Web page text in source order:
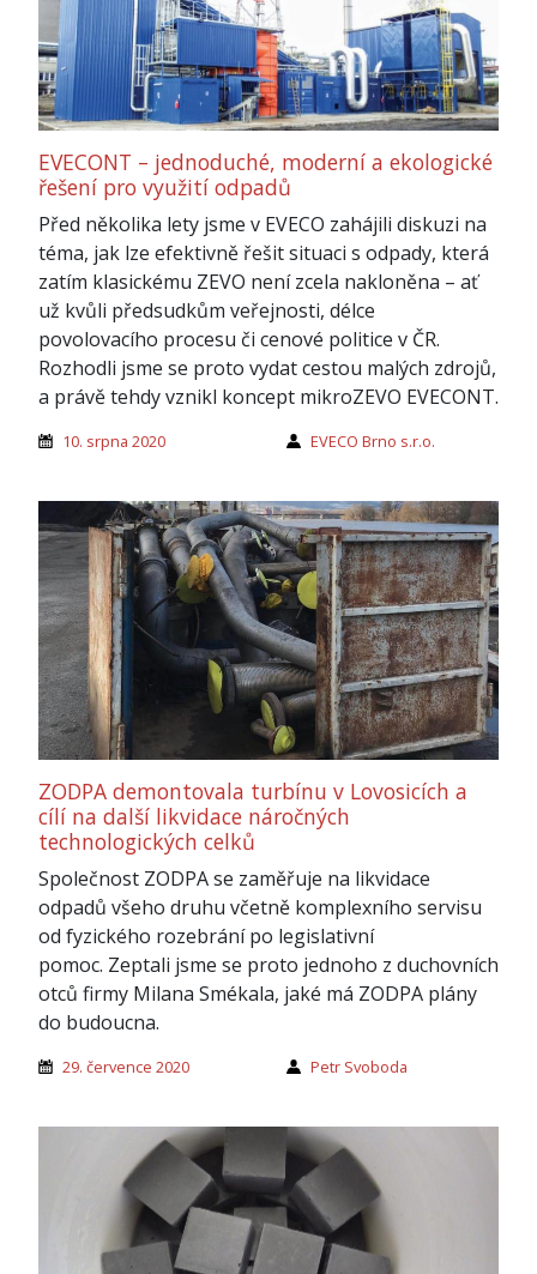
EVECONT – jednoduché, moderní a ekologické
řešení pro využití odpadů
Před několika lety jsme v EVECO zahájili diskuzi na
téma, jak lze efektivně řešit situaci s odpady, která
zatím klasickému ZEVO není zcela nakloněna – ať
už kvůli předsudkům veřejnosti, délce
povolovacího procesu či cenové politice v ČR.
Rozhodli jsme se proto vydat cestou malých zdrojů,
a právě tehdy vznikl koncept mikroZEVO EVECONT.
10. srpna 2020 EVECO Brno s.r.o.
ZODPA demontovala turbínu v Lovosicích a
cílí na další likvidace náročných
technologických celků
Společnost ZODPA se zaměřuje na likvidace
odpadů všeho druhu včetně komplexního servisu
od fyzického rozebrání po legislativní
pomoc. Zeptali jsme se proto jednoho z duchovních
otců firmy Milana Smékala, jaké má ZODPA plány
do budoucna.
29. července 2020 Petr Svoboda